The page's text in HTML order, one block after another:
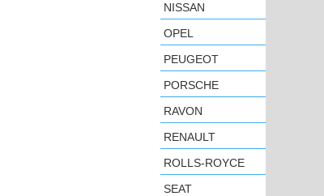
NISSAN
OPEL
PEUGEOT
PORSCHE
RAVON
RENAULT
ROLLS-ROYCE
SEAT